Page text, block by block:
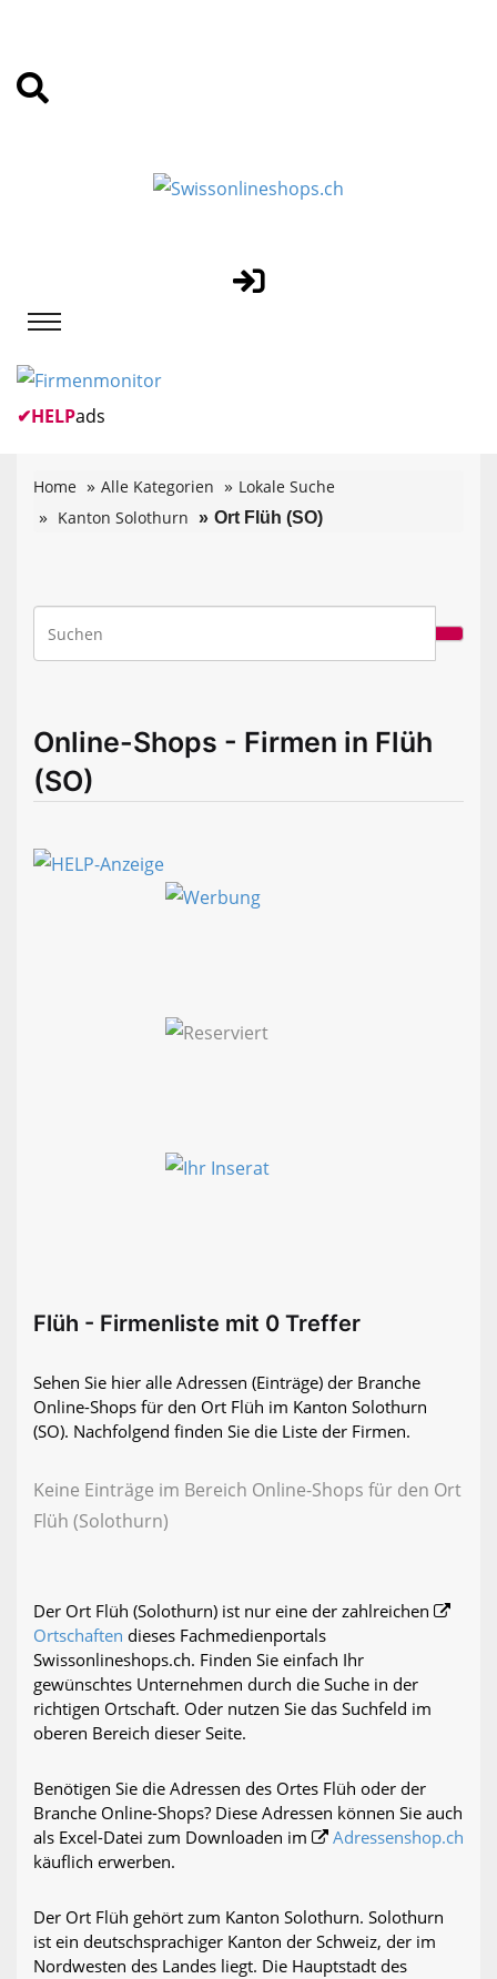
✔HELPads
Home Alle Kategorien
Lokale Suche
Kanton Solothurn
Ort Flüh (SO)
Online-Shops - Firmen in Flüh
(SO)
Flüh - Firmenliste mit 0 Treffer
Sehen Sie hier alle Adressen (Einträge) der Branche
Online-Shops für den Ort Flüh im Kanton Solothurn
(SO). Nachfolgend finden Sie die Liste der Firmen.
Keine Einträge im Bereich Online-Shops für den Ort
Flüh (Solothurn)
Der Ort Flüh (Solothurn) ist nur eine der zahlreichen
Ortschaften dieses Fachmedienportals
Swissonlineshops.ch. Finden Sie einfach Ihr
gewünschtes Unternehmen durch die Suche in der
richtigen Ortschaft. Oder nutzen Sie das Suchfeld im
oberen Bereich dieser Seite.
Benötigen Sie die Adressen des Ortes Flüh oder der
Branche Online-Shops? Diese Adressen können Sie auch
als Excel-Datei zum Downloaden im
Adressenshop.ch
käuflich erwerben.
Der Ort Flüh gehört zum Kanton Solothurn. Solothurn
ist ein deutschsprachiger Kanton der Schweiz, der im
Nordwesten des Landes liegt. Die Hauptstadt des